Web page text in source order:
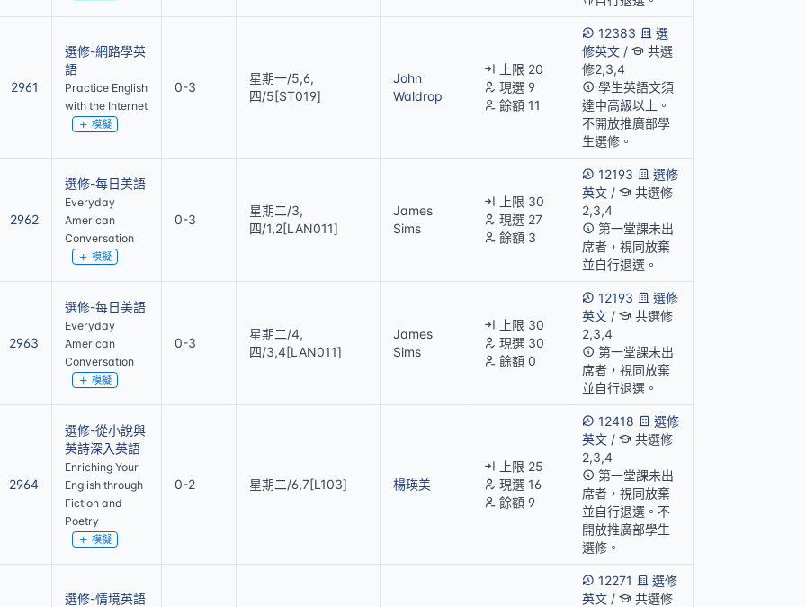
2961
選修-網路學英
語
Practice English
with the Internet
模擬
0-3
星期一/5,6,
四/5[ST019]
John
Waldrop
上限 20
現選 9
餘額 11
12383
選
修英文/
共選
修2,3,4
學生英語文須
達中高級以上。
不開放推廣部學
生選修。
2962
選修-每日美語
Everyday
American
Conversation
模擬
0-3
星期二/3,
四/1,2[LAN011]
James
Sims
上限 30
現選 27
餘額 3
12193
選修
英文/
共選修
2,3,4
第一堂課未出
席者，視同放棄
並自行退選。
2963
選修-每日美語
Everyday
American
Conversation
模擬
0-3
星期二/4,
四/3,4[LAN011]
James
Sims
上限 30
現選 30
餘額 0
12193
選修
英文/
共選修
2,3,4
第一堂課未出
席者，視同放棄
並自行退選。
2964
選修-從小說與
英詩深入英語
Enriching Your
English through
Fiction and
Poetry
模擬
0-2 星期二/6,7[L103] 楊瑛美
上限 25
現選 16
餘額 9
12418
選修
英文/
共選修
2,3,4
第一堂課未出
席者，視同放棄
並自行退選。不
開放推廣部學生
選修。
選修-情境英語
12271
選修
英文/
共選修